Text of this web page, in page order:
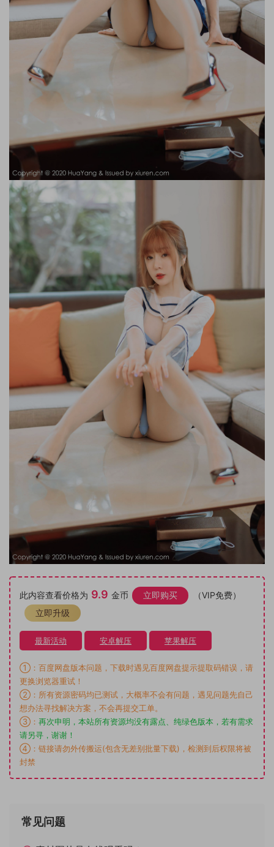
此内容查看价格为 9.9 金币 立即购买
（VIP免费）
立即升级
最新活动 安卓解压 苹果解压
①：百度网盘版本问题，下载时遇见百度网盘提示提取码错误，请
更换浏览器重试！
②：所有资源密码均已测试，大概率不会有问题，遇见问题先自己
想办法寻找解决方案，不会再提交工单。
③： 再次申明，本站所有资源均没有露点、纯绿色版本，若有需求
请另寻，谢谢！
④：链接请勿外传搬运(包含无差别批量下载)，检测到后权限将被
封禁
常见问题